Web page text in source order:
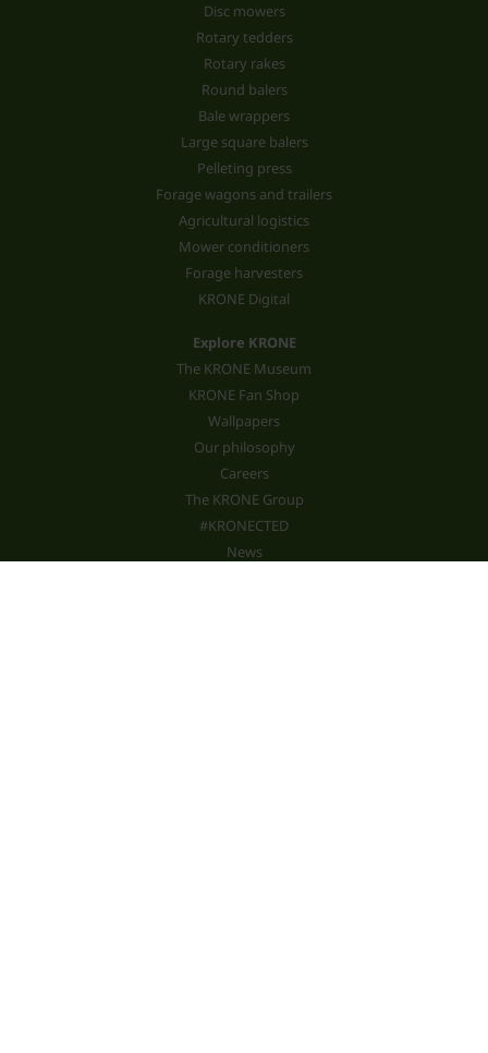
Disc mowers
Rotary tedders
Rotary rakes
Round balers
Bale wrappers
Large square balers
Pelleting press
Forage wagons and trailers
Agricultural logistics
Mower conditioners
Forage harvesters
KRONE Digital
Explore KRONE
The KRONE Museum
KRONE Fan Shop
Wallpapers
Our philosophy
Careers
The KRONE Group
#KRONECTED
News